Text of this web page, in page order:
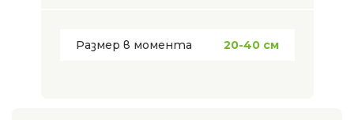
Размер в момента 20-40 см